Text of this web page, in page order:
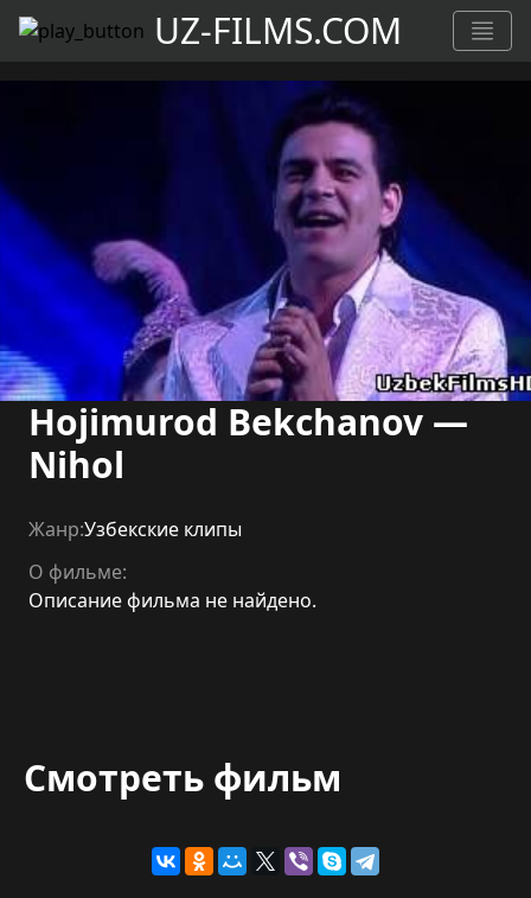
UZ-FILMS.COM
Hojimurod Bekchanov —
Nihol
Жанр:Узбекские клипы
О фильме:
Описание фильма не найдено.
Смотреть фильм